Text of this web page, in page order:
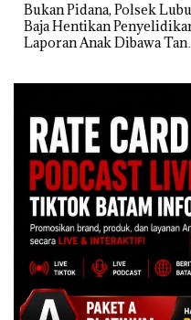
Bukan Pidana, Polsek Lubuk
Baja Hentikan Penyelidikan
Laporan Anak Dibawa Tanpa